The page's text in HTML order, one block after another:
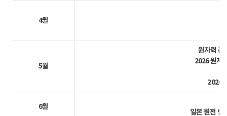
4월
5월
원자력 품
2026 원자
2026
6월
일본 원전 안